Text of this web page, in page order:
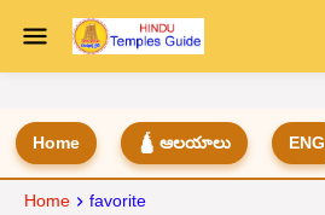
Home 🛕 ఆలయాలు ENG
Home favorite